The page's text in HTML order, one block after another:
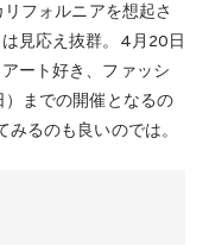
フォルニアを想起さ
見応え抜群。4月20日
ート好き、ファッシ
までの開催となるの
るのも良いのでは。